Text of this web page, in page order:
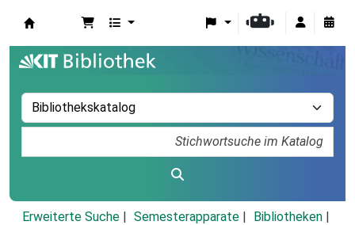
Erweiterte Suche Semesterapparate
Bibliotheken